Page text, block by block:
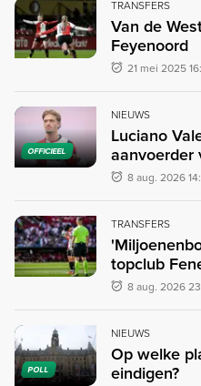
TRANSFERS
Van de
Feyenoord
21 mei 2025
OFFICIEEL
NIEUWS
Luciano
aanvoerder
8 aug. 2026
TRANSFERS
topclub
8 aug. 2026
POLL
NIEUWS
Op welke
eindigen?